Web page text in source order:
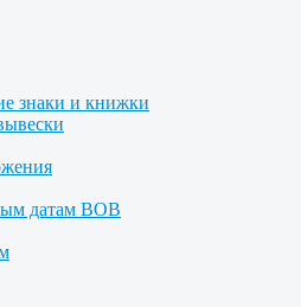
знаки и книжки
датам ВОВ